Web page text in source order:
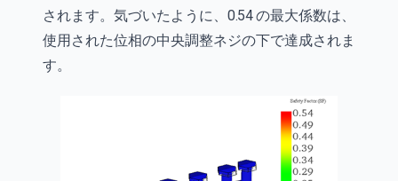
されます。気づいたように、0.54 の最大係数は、
使用された位相の中央調整ネジの下で達成されま
す。